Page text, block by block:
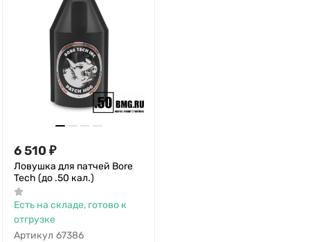
6 510 ₽
Ловушка для патчей Bore
Tech (до .50 кал.)
Есть на складе, готово к
отгрузке
Артикул 67386